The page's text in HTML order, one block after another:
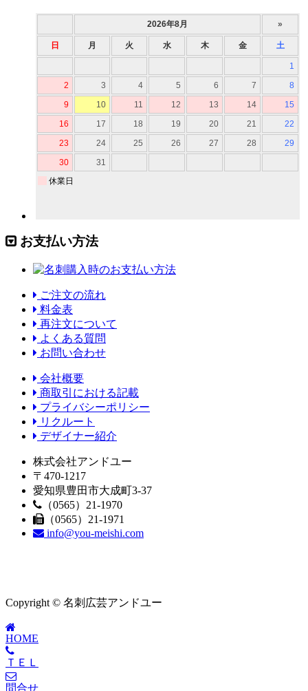
お支払い方法
ご注文の流れ
料金表
再注文について
よくある質問
お問い合わせ
会社概要
商取引における記載
プライバシーポリシー
リクルート
デザイナー紹介
株式会社アンドユー
〒470-1217
愛知県豊田市大成町3-37
（0565）21-1970
（0565）21-1971
info@you-meishi.com
Copyright © 名刺広芸アンドユー
HOME
ＴＥＬ
問合せ